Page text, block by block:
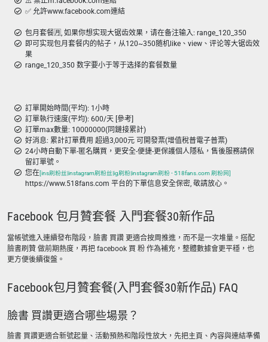
✅ 允許www.facebook.com連結
包月套餐🈷️, 如果你想实现大锯齿效果，请在备注输入: range_120_350
即可实现包月套餐内的帖子，从120~350随机like、view、评论等大锯齿效
果
range_120_350 数字要小于等于选择的套餐数量
訂單開始時間(平均): 1小時
訂單執行速度(平均): 600/天 [參考]
訂單max數量: 10000000(同鏈接累計)
好消息: 累計訂單費用 超過3,000元 可開發票(增值稅普電子普票)
24小時自動下單-匿名購買，更安全-便捷-更保護個人隱私，售後服務請保
留訂單號。
您在[ins刷粉丝|instagram刷粉丝|ig刷粉|instagram刷粉 - 518fans.com 刷粉网]
https://www.518fans.com 平台的下單信息安全保密, 敬請放心。
Facebook 包月贊套餐 入門套餐30新作品
當帳號進入連續發布階段，臉書 買讚 更適合按周推進，而不是一次堆量。搭配
臉書刷贊 做前期熱度，再把 facebook 買 粉 作為補充，整體數據會更平穩，也
更方便後續復盤。
Facebook包月贊套餐(入門套餐30新作品) FAQ
臉書 買讚更適合哪些場景？
臉書 買讚更適合新號起量、活動預熱和階段性放大，先把主頁、內容與連結準備